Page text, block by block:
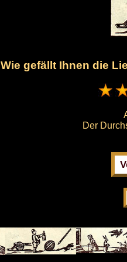
Wie gefällt Ihnen die
Der